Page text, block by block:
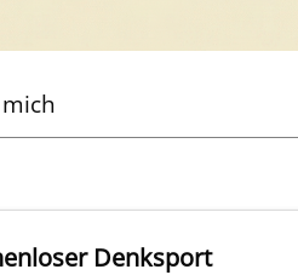
Denksport